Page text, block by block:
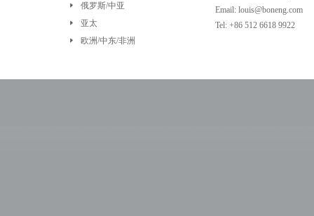
俄罗斯/中亚
亚太
欧洲/中东/非洲
Email: louis@boneng.com
Tel: +86 512 6618 9922